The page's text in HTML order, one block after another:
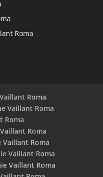
Roma
Roma
Vaillant Roma
Roma
Roma
Vaillant Roma
Vaillant Roma
Vaillant Roma